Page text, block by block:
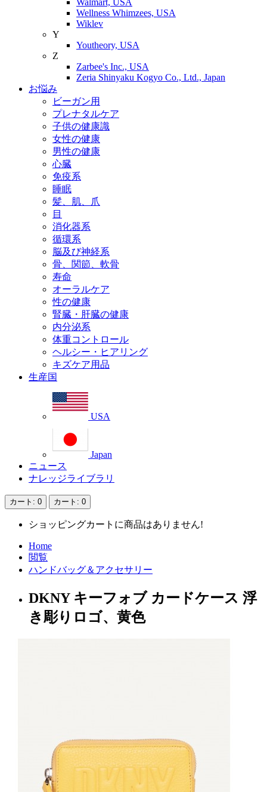
Wellness Whimzees, USA
Wiklev
Y
Youtheory, USA
Z
Zarbee's Inc., USA
Zeria Shinyaku Kogyo Co., Ltd., Japan
お悩み
ビーガン用
プレナタルケア
子供の健康識
女性の健康
男性の健康
心臓
免疫系
睡眠
髪、肌、爪
目
消化器系
循環系
脳及び神経系
骨、関節、軟骨
寿命
オーラルケア
性の健康
腎臓・肝臓の健康
内分泌系
体重コントロール
ヘルシー・ヒアリング
キズケア用品
生産国
USA
Japan
ニュース
ナレッジライブラリ
カート : 0 カート : 0
ショッピングカートに商品はありません!
Home
閲覧
ハンドバッグ＆アクセサリー
DKNY キーフォブ カードケース 浮
き彫りロゴ、黄色